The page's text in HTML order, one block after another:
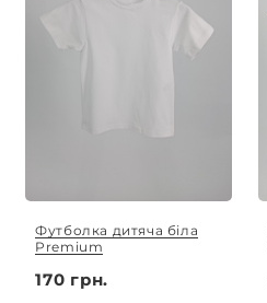
Футболка дитяча біла
Premium
170 грн.